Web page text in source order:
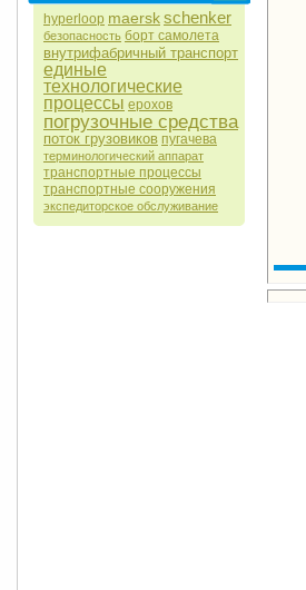
hyperloop maerskschenker
безопасность борт самолета
внутрифабричный транспорт
единые
технологические
процессы ерохов
погрузочные средства
поток грузовиков пугачева
терминологический аппарат
транспортные процессы
транспортные сооружения
экспедиторское обслуживание